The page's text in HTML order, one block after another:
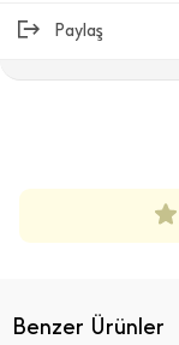
Paylaş
Benzer Ürünler